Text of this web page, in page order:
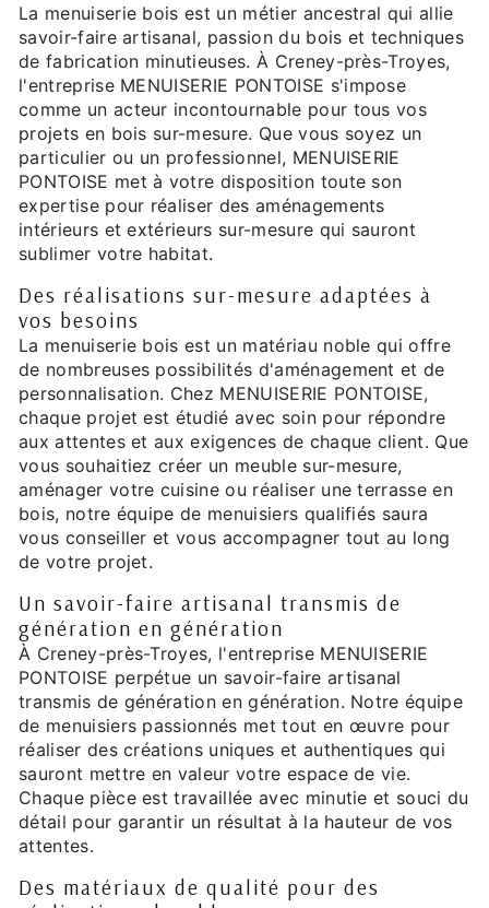
La menuiserie bois est un métier ancestral qui allie
savoir-faire artisanal, passion du bois et techniques
de fabrication minutieuses. À Creney-près-Troyes,
l'entreprise MENUISERIE PONTOISE s'impose
comme un acteur incontournable pour tous vos
projets en bois sur-mesure. Que vous soyez un
particulier ou un professionnel, MENUISERIE
PONTOISE met à votre disposition toute son
expertise pour réaliser des aménagements
intérieurs et extérieurs sur-mesure qui sauront
sublimer votre habitat.
Des réalisations sur-mesure adaptées à
vos besoins
La menuiserie bois est un matériau noble qui offre
de nombreuses possibilités d'aménagement et de
personnalisation. Chez MENUISERIE PONTOISE,
chaque projet est étudié avec soin pour répondre
aux attentes et aux exigences de chaque client. Que
vous souhaitiez créer un meuble sur-mesure,
aménager votre cuisine ou réaliser une terrasse en
bois, notre équipe de menuisiers qualifiés saura
vous conseiller et vous accompagner tout au long
de votre projet.
Un savoir-faire artisanal transmis de
génération en génération
À Creney-près-Troyes, l'entreprise MENUISERIE
PONTOISE perpétue un savoir-faire artisanal
transmis de génération en génération. Notre équipe
de menuisiers passionnés met tout en œuvre pour
réaliser des créations uniques et authentiques qui
sauront mettre en valeur votre espace de vie.
Chaque pièce est travaillée avec minutie et souci du
détail pour garantir un résultat à la hauteur de vos
attentes.
Des matériaux de qualité pour des